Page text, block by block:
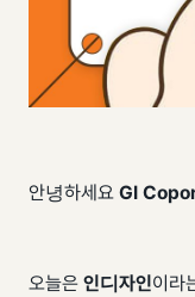
안녕하세요 GI
오늘은 인디자인이라